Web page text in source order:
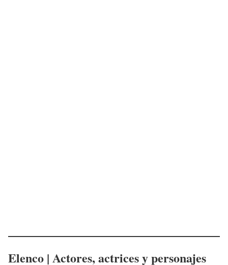
Elenco | Actores, actrices y personajes